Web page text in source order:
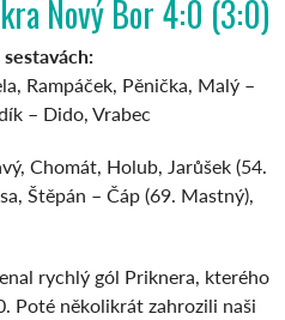
Nový Bor 4:0 (3:0)
Rampáček, Pěnička, Malý –
– Dido, Vrabec
Chomát, Holub, Jarůšek (54.
Štěpán – Čáp (69. Mastný),
rychlý gól Priknera, kterého
Poté několikrát zahrozili naši